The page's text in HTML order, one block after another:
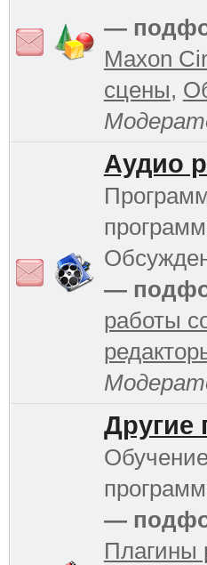
—
Maxon
сцены,
Аудио
—
работы
Другие
—
Плагины